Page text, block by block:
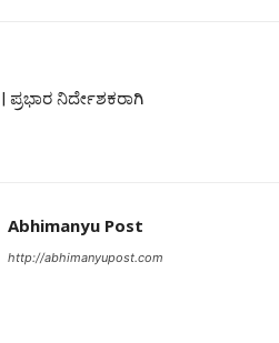
ನಿರ್ದೇಶಕರಾಗಿ
Abhimanyu Post
http://abhimanyupost.com